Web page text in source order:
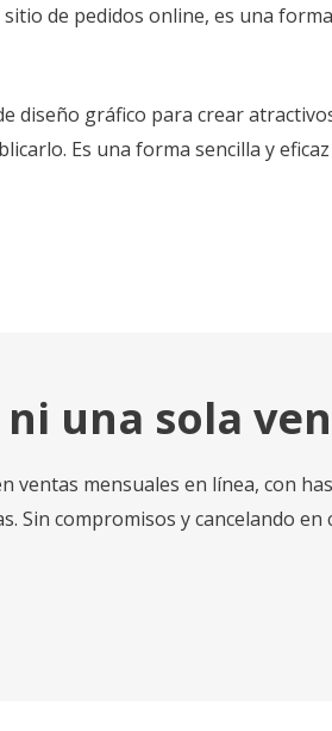
de pedidos online, es una
diseño gráfico para crear
Es una forma sencilla y
una sola
mensuales en línea, con
Sin compromisos y cancelando en